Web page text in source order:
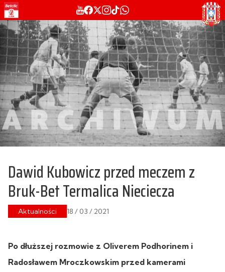
Dawid Kubowicz przed meczem z
Bruk-Bet Termalica Nieciecza
Aktualności 18 / 03 / 2021
Po dłuższej rozmowie z Oliverem Podhorinem i
Radosławem Mroczkowskim przed kamerami